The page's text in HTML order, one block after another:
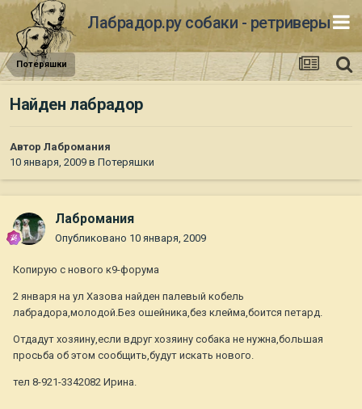
Лабрадор.ру собаки - ретриверы
Потеряшки
Найден лабрадор
Автор Лабромания
10 января, 2009 в Потеряшки
Лабромания
Опубликовано 10 января, 2009
Копирую с нового к9-форума
2 января на ул Хазова найден палевый кобель
лабрадора,молодой.Без ошейника,без клейма,боится петард.
Отдадут хозяину,если вдруг хозяину собака не нужна,большая
просьба об этом сообщить,будут искать нового.
тел 8-921-3342082 Ирина.